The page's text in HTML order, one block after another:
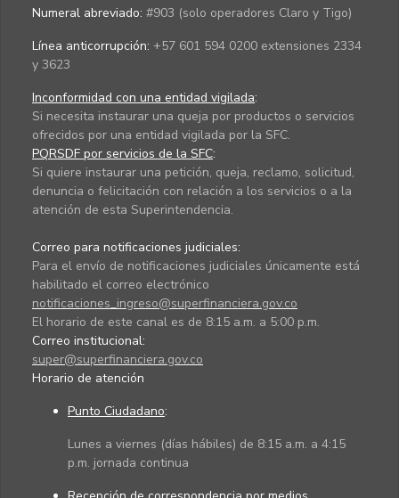
Numeral abreviado: #903 (solo operadores Claro y Tigo)
Línea anticorrupción: +57 601 594 0200 extensiones 2334
y 3623
Inconformidad con una entidad vigilada:
Si necesita instaurar una queja por productos o servicios
ofrecidos por una entidad vigilada por la SFC.
PQRSDF por servicios de la SFC:
Si quiere instaurar una petición, queja, reclamo, solicitud,
denuncia o felicitación con relación a los servicios o a la
atención de esta Superintendencia.
Correo para notificaciones judiciales:
Para el envío de notificaciones judiciales únicamente está
habilitado el correo electrónico
notificaciones_ingreso@superfinanciera.gov.co
El horario de este canal es de 8:15 a.m. a 5:00 p.m.
Correo institucional:
super@superfinanciera.gov.co
Horario de atención
Punto Ciudadano:
Lunes a viernes (días hábiles) de 8:15 a.m. a 4:15
p.m. jornada continua